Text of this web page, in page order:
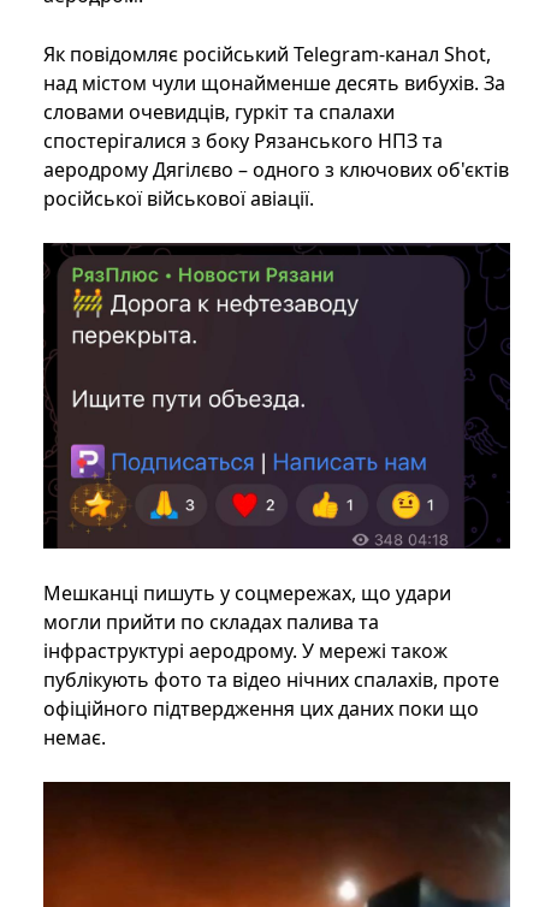
Як повідомляє російський Telegram-канал Shot,
над містом чули щонайменше десять вибухів. За
словами очевидців, гуркіт та спалахи
спостерігалися з боку Рязанського НПЗ та
аеродрому Дягілєво – одного з ключових об'єктів
російської військової авіації.
Мешканці пишуть у соцмережах, що удари
могли прийти по складах палива та
інфраструктурі аеродрому. У мережі також
публікують фото та відео нічних спалахів, проте
офіційного підтвердження цих даних поки що
немає.